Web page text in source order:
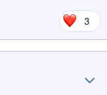
3